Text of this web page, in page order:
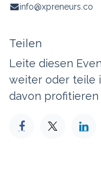
info@xpreneurs.co
Teilen
Leite diesen
weiter oder teile
davon profitieren